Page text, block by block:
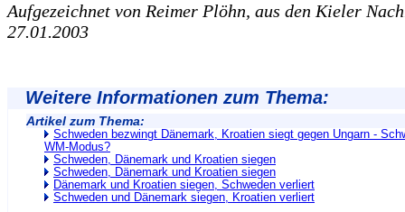
Aufgezeichnet von Reimer Plöhn, aus den Kieler
27.01.2003
Weitere Informationen zum Thema:
Artikel zum Thema:
Schweden bezwingt Dänemark, Kroatien siegt gegen Ungarn -
WM-Modus?
Schweden, Dänemark und Kroatien siegen
Schweden, Dänemark und Kroatien siegen
Dänemark und Kroatien siegen, Schweden verliert
Schweden und Dänemark siegen, Kroatien verliert